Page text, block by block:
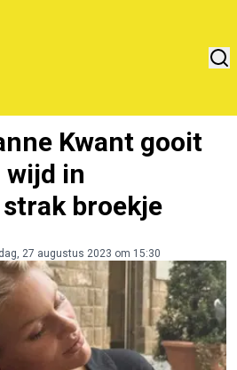
Kwant gooit
wijd in
broekje
27 augustus 2023 om 15:30